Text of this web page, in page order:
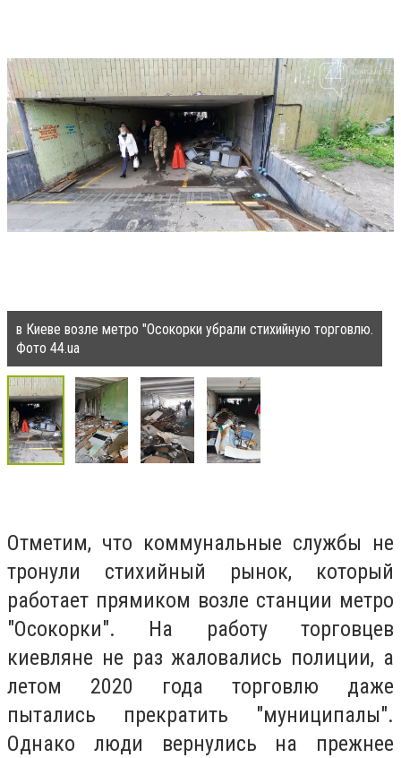
в Киеве возле метро "Осокорки убрали стихийную торговлю.
Фото 44.ua
Отметим, что коммунальные службы не
тронули стихийный рынок, который
работает прямиком возле станции метро
"Осокорки". На работу торговцев
киевляне не раз жаловались полиции, а
летом 2020 года торговлю даже
пытались прекратить "муниципалы".
Однако люди вернулись на прежнее